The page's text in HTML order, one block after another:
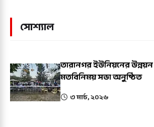
সোশ্যাল
তারানগর ইউনিয়নের
মতবিনিময় সভা অনুষ্ঠিত
৩ মার্চ, ২০২৬